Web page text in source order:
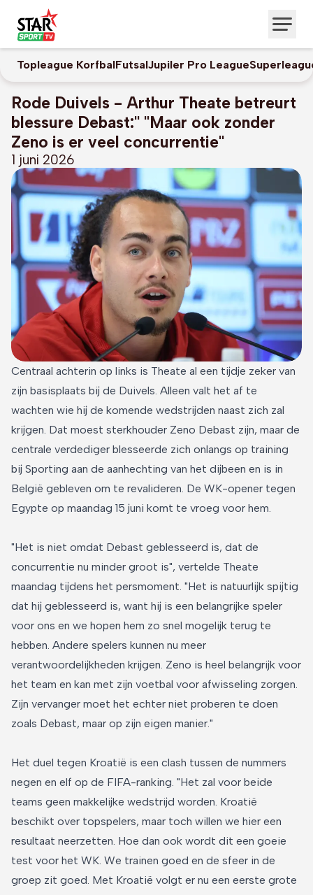
Topleague KorfbalFutsalJupiler Pro League
Rode Duivels - Arthur Theate betreurt
blessure Debast:" "Maar ook zonder
Zeno is er veel concurrentie"
1 juni 2026
Centraal achterin op links is Theate al een tijdje zeker van
zijn basisplaats bij de Duivels. Alleen valt het af te
wachten wie hij de komende wedstrijden naast zich zal
krijgen. Dat moest sterkhouder Zeno Debast zijn, maar de
centrale verdediger blesseerde zich onlangs op training
bij Sporting aan de aanhechting van het dijbeen en is in
België gebleven om te revalideren. De WK-opener tegen
Egypte op maandag 15 juni komt te vroeg voor hem.
"Het is niet omdat Debast geblesseerd is, dat de
concurrentie nu minder groot is", vertelde Theate
maandag tijdens het persmoment. "Het is natuurlijk spijtig
dat hij geblesseerd is, want hij is een belangrijke speler
voor ons en we hopen hem zo snel mogelijk terug te
hebben. Andere spelers kunnen nu meer
verantwoordelijkheden krijgen. Zeno is heel belangrijk voor
het team en kan met zijn voetbal voor afwisseling zorgen.
Zijn vervanger moet het echter niet proberen te doen
zoals Debast, maar op zijn eigen manier."
Het duel tegen Kroatië is een clash tussen de nummers
negen en elf op de FIFA-ranking. "Het zal voor beide
teams geen makkelijke wedstrijd worden. Kroatië
beschikt over topspelers, maar toch willen we hier een
resultaat neerzetten. Hoe dan ook wordt dit een goeie
test voor het WK. We trainen goed en de sfeer in de
groep zit goed. Met Kroatië volgt er nu een eerste grote